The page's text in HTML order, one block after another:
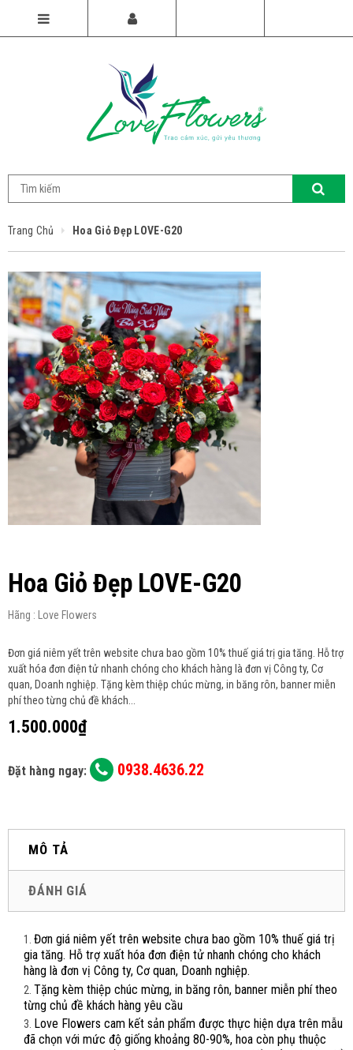
Trang Chủ Hoa Giỏ Đẹp LOVE-G20
Hoa Giỏ Đẹp LOVE-G20
Hãng : Love Flowers
Đơn giá niêm yết trên website chưa bao gồm 10% thuế giá trị gia tăng. Hỗ trợ
xuất hóa đơn điện tử nhanh chóng cho khách hàng là đơn vị Công ty, Cơ
quan, Doanh nghiệp. Tặng kèm thiệp chúc mừng, in băng rôn, banner miễn
phí theo từng chủ đề khách...
1.500.000₫
Đặt hàng ngay: 0938.4636.22
MÔ TẢ
ĐÁNH GIÁ
Đơn giá niêm yết trên website chưa bao gồm 10% thuế giá trị
gia tăng. Hỗ trợ xuất hóa đơn điện tử nhanh chóng cho khách
hàng là đơn vị Công ty, Cơ quan, Doanh nghiệp.
Tặng kèm thiệp chúc mừng, in băng rôn, banner miễn phí theo
từng chủ đề khách hàng yêu cầu
Love Flowers cam kết sản phẩm được thực hiện dựa trên mẫu
đã chọn với mức độ giống khoảng 80-90%, hoa còn phụ thuộc